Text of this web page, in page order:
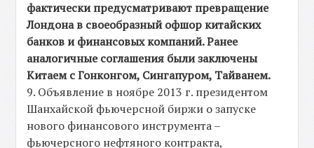
фактически предусматривают превращение
Лондона в своеобразный офшор китайских
банков и финансовых компаний. Ранее
аналогичные соглашения были заключены
Китаем с Гонконгом, Сингапуром, Тайванем.
9. Объявление в ноябре 2013 г. президентом
Шанхайской фьючерсной биржи о запуске
нового финансового инструмента –
фьючерсного нефтяного контракта,